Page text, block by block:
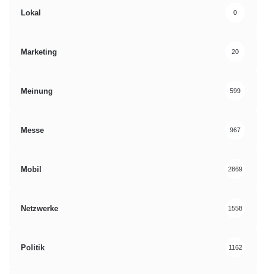
Lokal 0
Marketing 20
Meinung 599
Messe 967
Mobil 2869
Netzwerke 1558
Politik 1162